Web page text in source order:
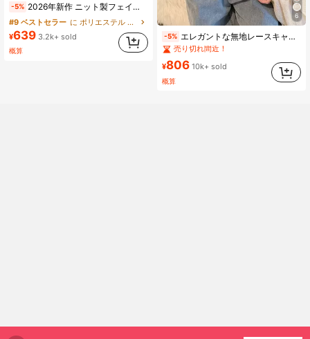
-5% 2026年新作 ニット製フェイスマスク付き半袖インナーシャツ、レディース夏用薄手ラウンドネック白Tシャツカジュアル
#9 ベストセラー
に ポリエステル デイリーTシャツ
¥639 3.2k+ sold
概算
6
-5% エレガントな無地レースキャミソール カジュアル ブラック 夏、デートナイト
#2 ベストセラー
に エレガント ノースリーブキャミソール
売り切れ間近！
(1000+)
#2 ベストセラー
売り切れ間近！
#2 ベストセラー
売り切れ間近！
#2 ベストセラー
に エレガント ノースリーブキャミソール
¥806 10k+ sold
概算